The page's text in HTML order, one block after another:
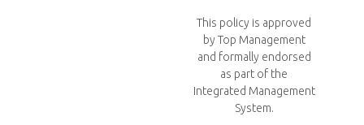
This policy is approved
by Top Management
and formally endorsed
as part of the
Integrated Management
System.